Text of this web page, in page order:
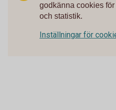
godkänna cookies
och statistik.
Inställningar för